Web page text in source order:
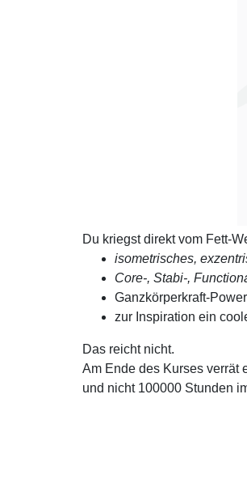
Du kriegst direkt vom Fett-
isometrisches,
Core-, Stabi-,
Ganzkörperkraft-
zur Inspiration ein
Das reicht nicht.
Am Ende des Kurses verrät
und nicht 100000 Stunden